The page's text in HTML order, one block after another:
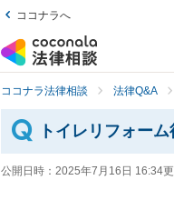
ココナラへ
ココナラ法律相談 法律Q&A
トイレリフォー
公開日時： 2025年7月16日 16:34